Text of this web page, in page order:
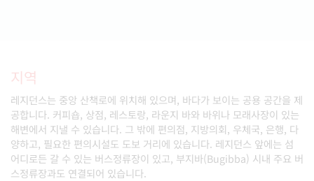
지역
레지던스는 중앙 산책로에 위치해 있으며, 바다가 보이는 공용 공간을 제
공합니다. 커피숍, 상점, 레스토랑, 라운지 바와 바위나 모래사장이 있는
해변에서 지낼 수 있습니다. 그 밖에 편의점, 지방의회, 우체국, 은행, 다
양하고, 필요한 편의시설도 도보 거리에 있습니다. 레지던스 앞에는 섬
어디로든 갈 수 있는 버스정류장이 있고, 부지바(Bugibba) 시내 주요 버
스정류장과도 연결되어 있습니다.